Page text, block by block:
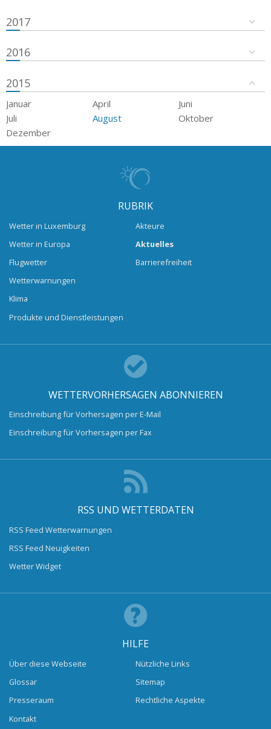
2017
2016
2015
Januar April
Juni
Juli
August
Oktober
Dezember
RUBRIK
Wetter in Luxemburg
Wetter in Europa
Flugwetter
Wetterwarnungen
Klima
Produkte und Dienstleistungen
Akteure
Aktuelles
Barrierefreiheit
WETTERVORHERSAGEN ABONNIEREN
Einschreibung für Vorhersagen per E-Mail
Einschreibung für Vorhersagen per Fax
RSS UND WETTERDATEN
RSS Feed Wetterwarnungen
RSS Feed Neuigkeiten
Wetter Widget
HILFE
Über diese Webseite
Glossar
Presseraum
Kontakt
Nützliche Links
Sitemap
Rechtliche Aspekte